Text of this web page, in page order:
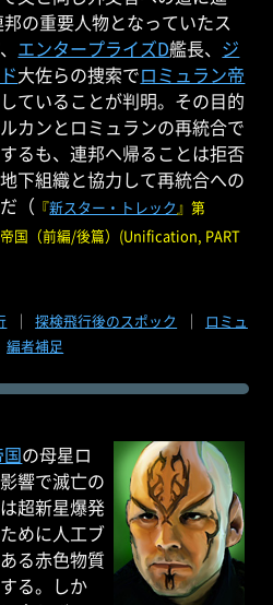
の重要人物となっていたス
エンタープライズD艦長、 ジ
大佐らの捜索でロミュラン帝
ていることが判明。その目的
カンとロミュランの再統合で
るも、連邦へ帰ることは拒否
下組織と協力して再統合への
（ 『新スター・トレック 』第
国（前編/後篇）(Unification, PART
｜ 探検飛行後のスポック ｜
ロミュ
編者補足
の母星ロ
響で滅亡の
超新星爆発
めに人工ブ
る赤色物質
る。しか